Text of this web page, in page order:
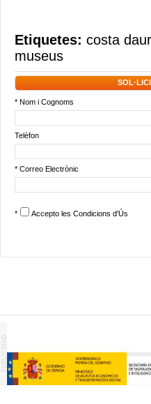
Etiquetes: costa
museus
* Nom i Cognoms
Telèfon
* Correo Electrònic
* Accepto les Condicions d'Ús